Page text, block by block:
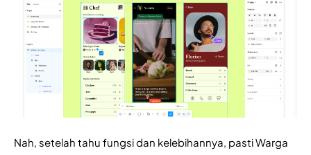
Nah, setelah tahu fungsi dan kelebihannya, pasti Warga